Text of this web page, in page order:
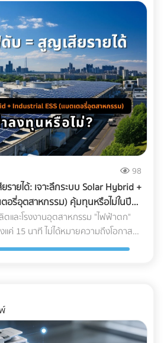
98
รายได้: เจาะลึกระบบ Solar Hybrid +
ตอรี่อุตสาหกรรม) คุ้มทุนหรือไม่ในปี
และโรงงานอุตสาหกรรม "ไฟฟ้าตก"
ค่ 15 นาที ไม่ได้หมายความถึงโอกาสที่
ชั่วคราว แต่มันคือวิกฤติที่สร้างความ
พื่อความปลอดภัยของช่างไฟที่กำลัง
ก ทำให้โรงงานต้องพึ่งพาเครื่องปั่นไฟ
เซลซึ่งมีต้นทุนสูงและปล่อยมลพิษอีก